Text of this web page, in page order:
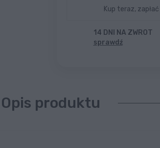
Kup teraz,
14 DNI NA ZWROT
sprawdź
Opis produktu